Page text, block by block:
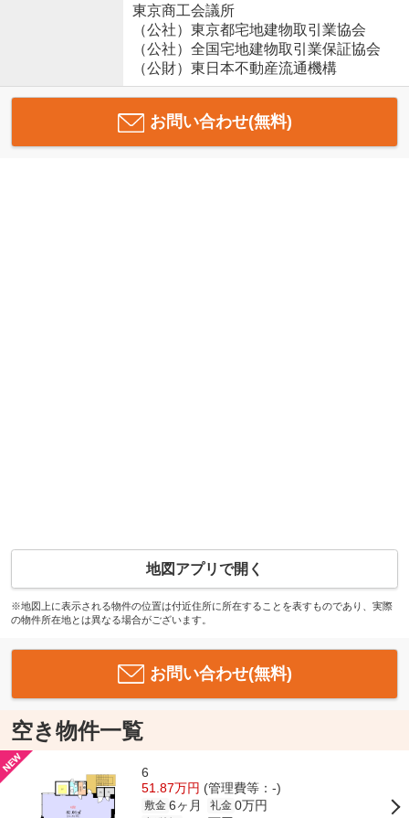
東京商工会議所
（公社）東京都宅地建物取引業協会
（公社）全国宅地建物取引業保証協会
（公財）東日本不動産流通機構
お問い合わせ(無料)
地図アプリで開く
※地図上に表示される物件の位置は付近住所に所在することを表すものであり、実際
の物件所在地とは異なる場合がございます。
お問い合わせ(無料)
空き物件一覧
6
51.87万円 (管理費等：-)
敷金 6ヶ月 礼金 0万円